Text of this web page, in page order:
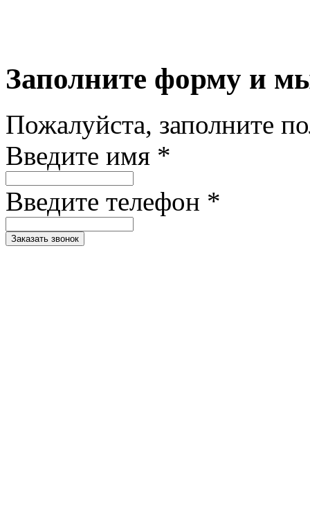
Заполните форму и
Пожалуйста, заполните
Введите имя *
Введите телефон *